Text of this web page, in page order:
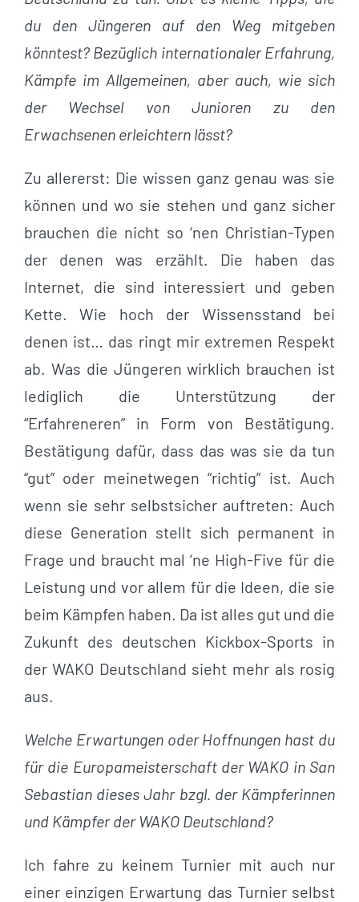
du den Jüngeren auf den Weg mitgeben
könntest? Bezüglich internationaler Erfahrung,
Kämpfe im Allgemeinen, aber auch, wie sich
der Wechsel von Junioren zu den
Erwachsenen erleichtern lässt?
Zu allererst: Die wissen ganz genau was sie
können und wo sie stehen und ganz sicher
brauchen die nicht so ‘nen Christian-Typen
der denen was erzählt. Die haben das
Internet, die sind interessiert und geben
Kette. Wie hoch der Wissensstand bei
denen ist… das ringt mir extremen Respekt
ab. Was die Jüngeren wirklich brauchen ist
lediglich die Unterstützung der
“Erfahreneren” in Form von Bestätigung.
Bestätigung dafür, dass das was sie da tun
“gut” oder meinetwegen “richtig” ist. Auch
wenn sie sehr selbstsicher auftreten: Auch
diese Generation stellt sich permanent in
Frage und braucht mal ‘ne High-Five für die
Leistung und vor allem für die Ideen, die sie
beim Kämpfen haben. Da ist alles gut und die
Zukunft des deutschen Kickbox-Sports in
der WAKO Deutschland sieht mehr als rosig
aus.
Welche Erwartungen oder Hoffnungen hast du
für die Europameisterschaft der WAKO in San
Sebastian dieses Jahr bzgl. der Kämpferinnen
und Kämpfer der WAKO Deutschland?
Ich fahre zu keinem Turnier mit auch nur
einer einzigen Erwartung das Turnier selbst